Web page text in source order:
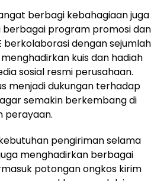
berbagi kebahagiaan juga
berbagai program promosi dan
berkolaborasi dengan sejumlah
kuis dan hadiah
sosial resmi perusahaan.
menjadi dukungan terhadap
semakin berkembang di
perayaan.
pengiriman selama
menghadirkan berbagai
potongan ongkos kirim